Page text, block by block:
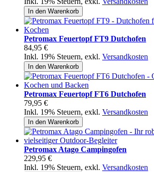
In den Warenkorb
Petromax Feuertopf FT9 Dutchofen
84,95 €
Inkl. 19% Steuern, exkl. Versandkosten
In den Warenkorb
Petromax Feuertopf FT6 Dutchofen
79,95 €
Inkl. 19% Steuern, exkl. Versandkosten
In den Warenkorb
Petromax Atago Campingofen
229,95 €
Inkl. 19% Steuern, exkl. Versandkosten